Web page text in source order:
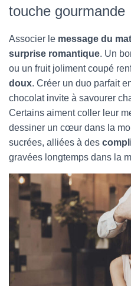
touche gourmande
Associer le message du
surprise romantique. Un
ou un fruit joliment coupé
doux. Créer un duo parfait
chocolat invite à savourer
Certains aiment coller leur
dessiner un cœur dans la
sucrées, alliées à des
gravées longtemps dans la